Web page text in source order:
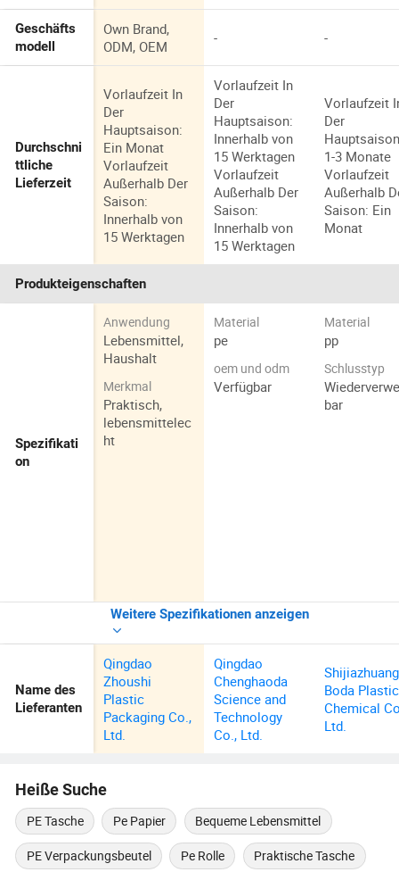
Geschäfts
modell
Own Brand,
ODM, OEM
- -
Durchschni
ttliche
Lieferzeit
Vorlaufzeit In
Der
Hauptsaison:
Ein Monat
Vorlaufzeit
Außerhalb Der
Saison:
Innerhalb von
15 Werktagen
Vorlaufzeit In
Der
Hauptsaison:
Innerhalb von
15 Werktagen
Vorlaufzeit
Außerhalb Der
Saison:
Innerhalb von
15 Werktagen
Vorlaufzeit
Der
1-3 Monate
Vorlaufzeit
Außerhalb
Saison: Ein
Monat
Produkteigenschaften
Spezifikati
on
Anwendung
Lebensmittel,
Haushalt
Merkmal
Praktisch,
lebensmittelec
ht
Material
pe
oem und odm
Verfügbar
Material
pp
Schlusstyp
bar
Weitere Spezifikationen anzeigen
Name des
Lieferanten
Qingdao
Zhoushi
Plastic
Packaging Co.,
Ltd.
Qingdao
Chenghaoda
Science and
Technology
Co., Ltd.
Shijiazhuang
Boda Plastic
Chemical
Ltd.
Heiße Suche
PE Tasche Pe Papier Bequeme Lebensmittel
PE Verpackungsbeutel Pe Rolle Praktische Tasche